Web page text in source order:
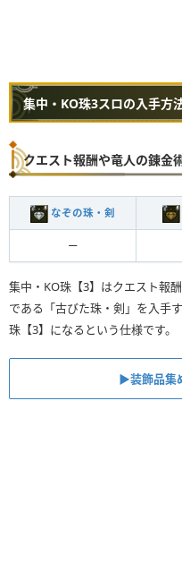
集中・KO珠3スロの入手方
クエスト報酬や竜人の錬金
なぞの珠・剣
ー
集中・KO珠【3】はクエスト報
である「古びた珠・剣」を入手
珠【3】になるという仕様です。
▶︎装飾品集